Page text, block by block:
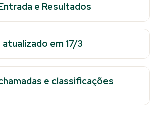
e Resultados
em 17/3
e classificações